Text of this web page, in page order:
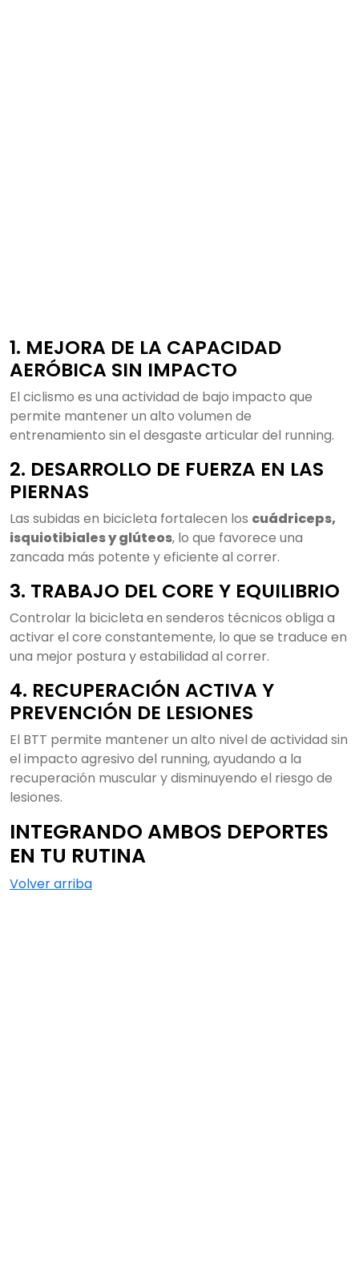
1. MEJORA DE LA CAPACIDAD
AERÓBICA SIN IMPACTO
El ciclismo es una actividad de bajo impacto que
permite mantener un alto volumen de
entrenamiento sin el desgaste articular del running.
2. DESARROLLO DE FUERZA EN LAS
PIERNAS
Las subidas en bicicleta fortalecen los cuádriceps,
isquiotibiales y glúteos, lo que favorece una
zancada más potente y eficiente al correr.
3. TRABAJO DEL CORE Y EQUILIBRIO
Controlar la bicicleta en senderos técnicos obliga a
activar el core constantemente, lo que se traduce en
una mejor postura y estabilidad al correr.
4. RECUPERACIÓN ACTIVA Y
PREVENCIÓN DE LESIONES
El BTT permite mantener un alto nivel de actividad sin
el impacto agresivo del running, ayudando a la
recuperación muscular y disminuyendo el riesgo de
lesiones.
INTEGRANDO AMBOS DEPORTES
EN TU RUTINA
Volver arriba